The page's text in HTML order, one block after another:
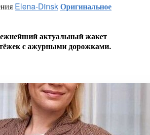
Elena-DinskОригинальное
актуальный жакет
с ажурными дорожками.